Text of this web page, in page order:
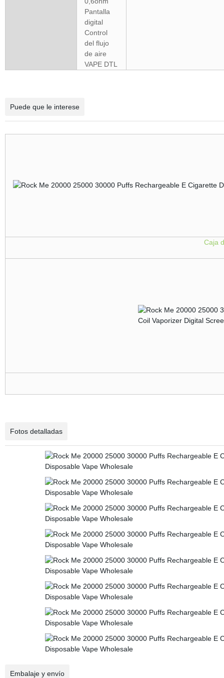
Pantalla
digital
Control
del flujo
de aire
VAPE DTL
Puede que le interese
Caja
Fotos detalladas
Embalaje y envío